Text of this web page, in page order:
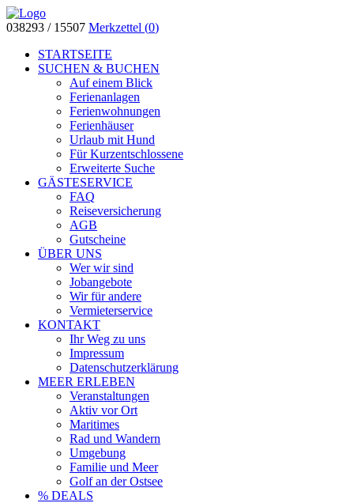
038293 / 15507 Merkzettel (0)
STARTSEITE
SUCHEN & BUCHEN
Auf einem Blick
Ferienanlagen
Ferienwohnungen
Ferienhäuser
Urlaub mit Hund
Für Kurzentschlossene
Erweiterte Suche
GÄSTESERVICE
FAQ
Reiseversicherung
AGB
Gutscheine
ÜBER UNS
Wer wir sind
Jobangebote
Wir für andere
Vermieterservice
KONTAKT
Ihr Weg zu uns
Impressum
Datenschutzerklärung
MEER ERLEBEN
Veranstaltungen
Aktiv vor Ort
Maritimes
Rad und Wandern
Umgebung
Familie und Meer
Golf an der Ostsee
% DEALS